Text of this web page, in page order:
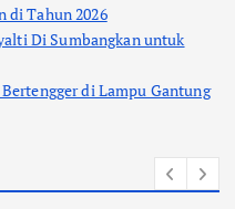
di Tahun 2026
Di Sumbangkan untuk
di Lampu Gantung